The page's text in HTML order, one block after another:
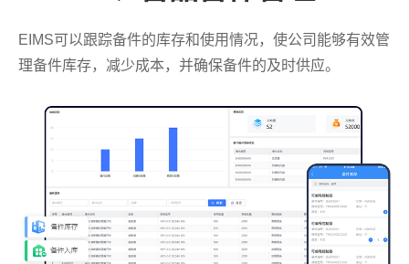
EIMS可以跟踪备件的库存和使用情况，使公司能够有效管
理备件库存，减少成本，并确保备件的及时供应。